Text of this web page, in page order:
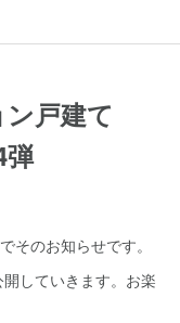
戸建て
弾
そのお知らせです。
していきます。お楽